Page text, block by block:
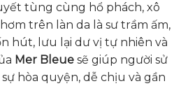
tùng cùng hổ phách, xô
trên làn da là sư trầm ấm,
hút, lưu lại dư vị tự nhiên và
Mer Bleue sẽ giúp người sử
hòa quyện, dễ chịu và gần